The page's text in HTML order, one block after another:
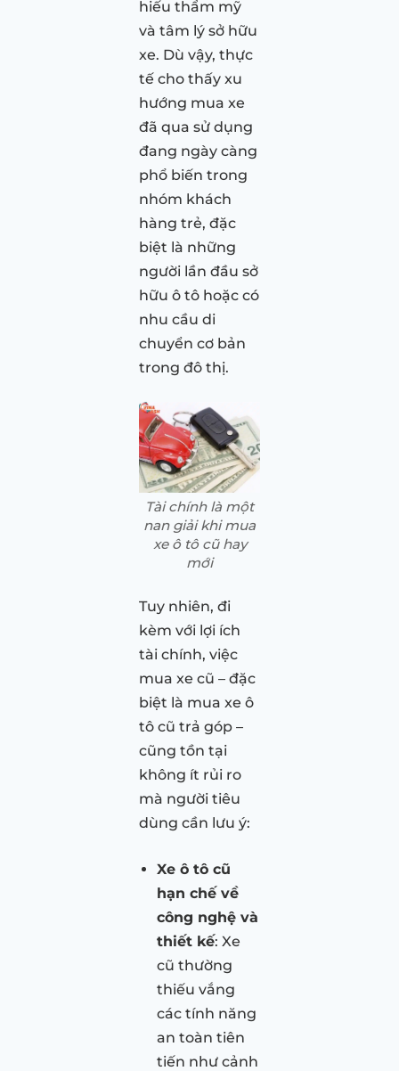
hiếu thẩm mỹ
và tâm lý sở hữu
xe. Dù vậy, thực
tế cho thấy xu
hướng mua xe
đã qua sử dụng
đang ngày càng
phổ biến trong
nhóm khách
hàng trẻ, đặc
biệt là những
người lần đầu sở
hữu ô tô hoặc có
nhu cầu di
chuyển cơ bản
trong đô thị.
Tài chính là một
nan giải khi mua
xe ô tô cũ hay
mới
Tuy nhiên, đi
kèm với lợi ích
tài chính, việc
mua xe cũ – đặc
biệt là mua xe ô
tô cũ trả góp –
cũng tồn tại
không ít rủi ro
mà người tiêu
dùng cần lưu ý:
Xe ô tô cũ
hạn chế về
công nghệ và
thiết kế: Xe
cũ thường
thiếu vắng
các tính năng
an toàn tiên
tiến như cảnh